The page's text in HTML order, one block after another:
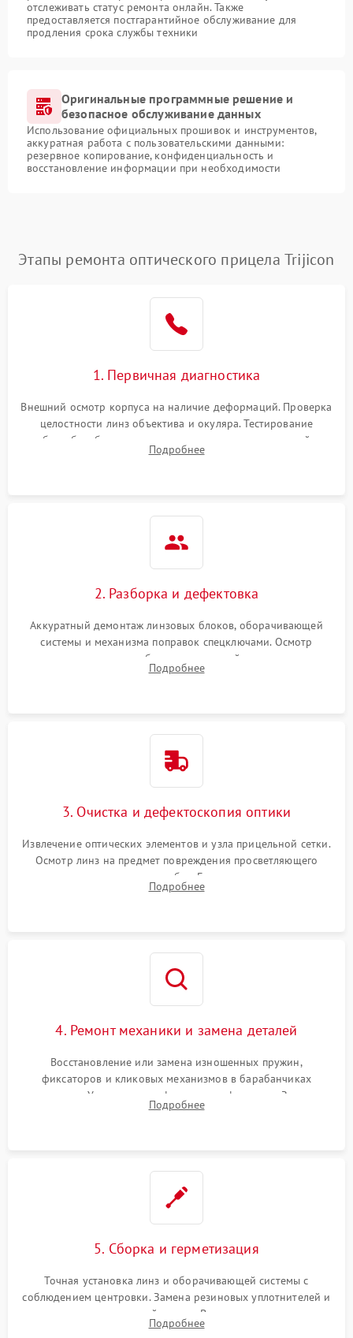
отслеживать статус ремонта онлайн. Также
предоставляется постгарантийное обслуживание для
продления срока службы техники
Оригинальные программные решение и
безопасное обслуживание данных
Использование официальных прошивок и инструментов,
аккуратная работа с пользовательскими данными:
резервное копирование, конфиденциальность и
восстановление информации при необходимости
Этапы ремонта оптического прицела Trijicon
1. Первичная диагностика
Внешний осмотр корпуса на наличие деформаций. Проверка
целостности линз объектива и окуляра. Тестирование
работы барабанчиков ввода поправок, кольца отстройки
параллакса и зума. Выявление сколов, внутренних
Подробнее
2. Разборка и дефектовка
Аккуратный демонтаж линзовых блоков, оборачивающей
системы и механизма поправок спецключами. Осмотр
внутренних резьбовых соединений, пружин и
уплотнительных колец. Поиск причин люфта, смещения
Подробнее
3. Очистка и дефектоскопия оптики
Извлечение оптических элементов и узла прицельной сетки.
Осмотр линз на предмет повреждения просветляющего
покрытия или появления грибка. Бережная очистка стекол
спецрастворами. Проверка целостности гравированной
Подробнее
4. Ремонт механики и замена деталей
Восстановление или замена изношенных пружин,
фиксаторов и кликовых механизмов в барабанчиках
поправок. Устранение люфтов в трансфокаторе. Замена
поврежденных линз, разбитой сетки или восстановление
Подробнее
5. Сборка и герметизация
Точная установка линз и оборачивающей системы с
соблюдением центровки. Замена резиновых уплотнителей и
нанесение влагозащитной смазки. Вакуумирование корпуса
и заполнение его осушенным азотом или аргоном для
Подробнее